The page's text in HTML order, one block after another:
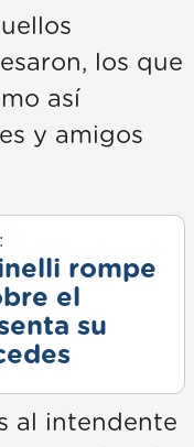
los que
así
y amigos
rompe
el
su
al intendente